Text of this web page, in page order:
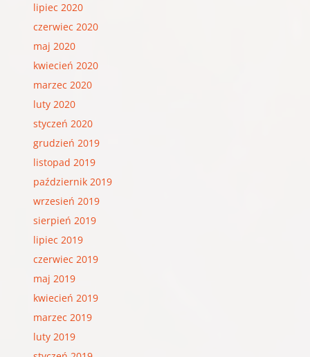
lipiec 2020
czerwiec 2020
maj 2020
kwiecień 2020
marzec 2020
luty 2020
styczeń 2020
grudzień 2019
listopad 2019
październik 2019
wrzesień 2019
sierpień 2019
lipiec 2019
czerwiec 2019
maj 2019
kwiecień 2019
marzec 2019
luty 2019